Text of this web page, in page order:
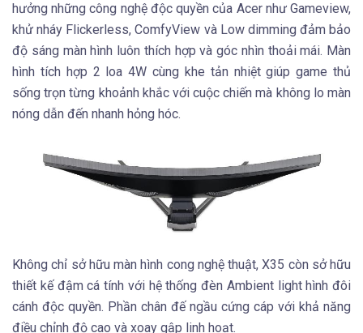
hưởng những công nghệ độc quyền của Acer như Gameview,
khử nháy Flickerless, ComfyView và Low dimming đảm bảo
độ sáng màn hình luôn thích hợp và góc nhìn thoải mái. Màn
hình tích hợp 2 loa 4W cùng khe tản nhiệt giúp game thủ
sống trọn từng khoảnh khắc với cuộc chiến mà không lo màn
nóng dẫn đến nhanh hỏng hóc.
Không chỉ sở hữu màn hình cong nghệ thuật, X35 còn sở hữu
thiết kế đậm cá tính với hệ thống đèn Ambient light hình đôi
cánh độc quyền. Phần chân đế ngầu cứng cáp với khả năng
điều chỉnh độ cao và xoay gập linh hoạt.